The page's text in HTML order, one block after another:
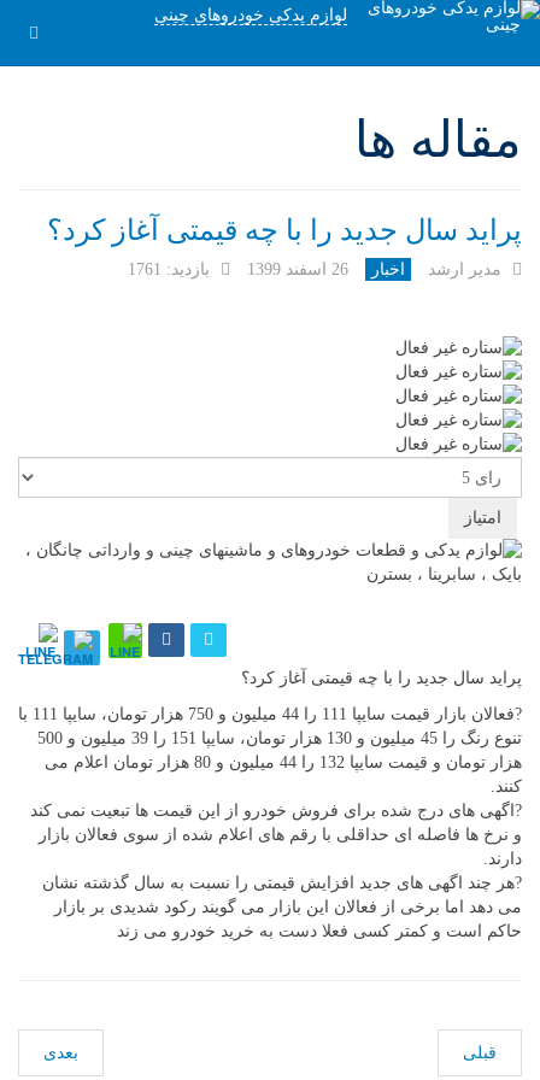
لوازم یدکی خودروهای چینی
مقاله ها
پراید سال جدید را با چه قیمتی آغاز کرد؟
مدیر ارشد اخبار 26 اسفند 1399 بازدید: 1761
لطفا
رای
دهید
پراید سال جدید را با چه قیمتی آغاز کرد؟
?فعالان بازار قیمت سایپا 111 را 44 میلیون و 750 هزار تومان، سایپا 111 با
تنوع رنگ را 45 میلیون و 130 هزار تومان، سایپا 151 را 39 میلیون و 500
هزار تومان و قیمت سایپا 132 را 44 میلیون و 80 هزار تومان اعلام می
کنند.
?اگهی های درج شده برای فروش خودرو از این قیمت ها تبعیت نمی کند
و نرخ ها فاصله ای حداقلی با رقم های اعلام شده از سوی فعالان بازار
دارند.
?هر چند اگهی های جدید افزایش قیمتی را نسبت به سال گذشته نشان
می دهد اما برخی از فعالان این بازار می گویند رکود شدیدی بر بازار
حاکم است و کمتر کسی فعلا دست به خرید خودرو می زند
قبلی بعدی